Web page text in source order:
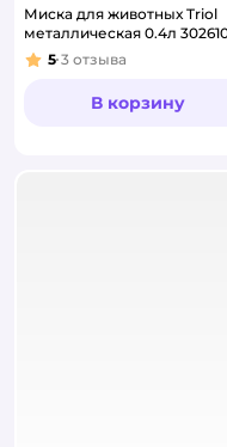
Миска для животных Triol
металлическая 0.4л
Рейтинг:
5 3 отзыва
В корзину